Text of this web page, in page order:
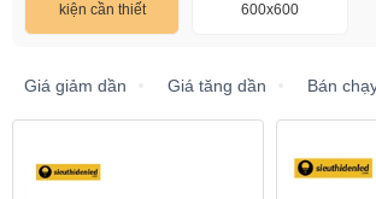
kiện cần thiết
600x600
Giá giảm dần Giá tăng dần Bán